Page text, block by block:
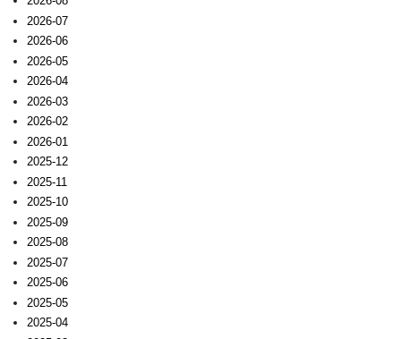
2026-07
2026-06
2026-05
2026-04
2026-03
2026-02
2026-01
2025-12
2025-11
2025-10
2025-09
2025-08
2025-07
2025-06
2025-05
2025-04